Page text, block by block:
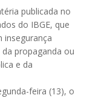
publicada no
do IBGE, que
insegurança
da propaganda ou
e da
feira (13), o